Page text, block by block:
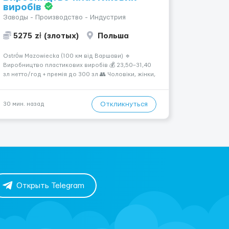
виробів
Заводы - Производство - Индустрия
5275 zł (злотых) Польша
Ostrów Mazowiecka (100 км від Варшави) 🔹
Виробництво пластикових виробів 💰 23,50–31,40
зл нетто/год + премія до 300 зл 👥 Чоловіки, жінки,
— 400 зл. 📦 Обов...
30 мин. назад Откликнуться
Открыть Telegram